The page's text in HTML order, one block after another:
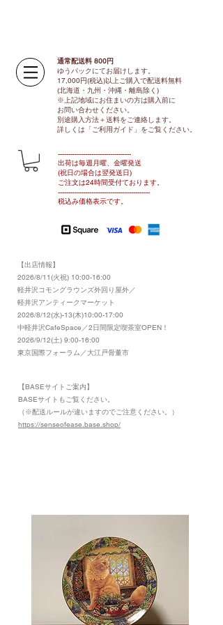
通常配送料 800円​
ゆうパックにてお届けします。
17,000円(税込)以上ご購入で配送料無料
(北海道・九州・沖縄・離島除く)
※上記地域にお住まいの方は購入前に
お問い合わせください。
別途購入方法＋送料をご連絡します。
​​詳しくは「ご利用ガイド」をご覧ください。
​-----------------------------------
出荷は毎週月曜、金曜発送
(祝日の場合は翌発送日)
ご注文は24時間受付ております​。
-------------------------------​-------​------
​税込み価格表示です。
【出店情報】
2026/8/11(火祝) 10:00-16:00
​軽井沢コモングラウンズ外回り屋外／
軽井沢アンティークマーケット
2026/8/12(水)-13(木)10:00-17:00
​中軽井沢CafeSpace／2日間限定喫茶室OPEN！
2026/9/12(土) 9:00-16:00
東京国際フォーラム／大江戸骨董市
【BASEサイトご案内】
​BASEサイトもご覧ください。
（※配送ルールが違いますのでご注意ください。）
https://senseofease.base.shop/